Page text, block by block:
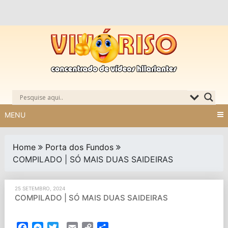
MENU
Home
Porta dos Fundos
COMPILADO | SÓ MAIS DUAS SAIDEIRAS
25 SETEMBRO, 2024
COMPILADO | SÓ MAIS DUAS SAIDEIRAS